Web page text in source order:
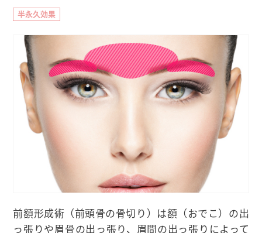
半永久効果
前額形成術（前頭骨の骨切り）は額（おでこ）の出
っ張りや眉骨の出っ張り、眉間の出っ張りによって